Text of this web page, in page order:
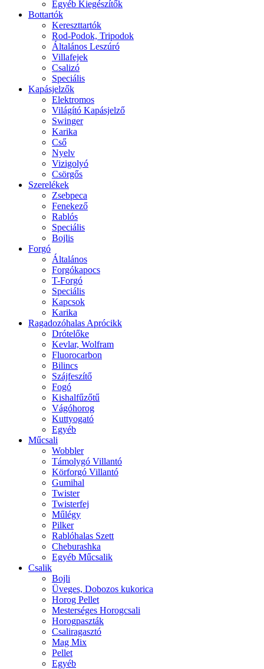
Egyéb Kiegészítők
Bottartók
Kereszttartók
Rod-Podok, Tripodok
Általános Leszúró
Villafejek
Csalizó
Speciális
Kapásjelzők
Elektromos
Világító Kapásjelző
Swinger
Karika
Cső
Nyelv
Vizigolyó
Csörgős
Szerelékek
Zsebpeca
Fenekező
Rablós
Speciális
Bojlis
Forgó
Általános
Forgókapocs
T-Forgó
Speciális
Kapcsok
Karika
Ragadozóhalas Aprócikk
Drótelőke
Kevlar, Wolfram
Fluorocarbon
Bilincs
Szájfeszítő
Fogó
Kishalfűzőtű
Vágóhorog
Kuttyogató
Egyéb
Műcsali
Wobbler
Támolygó Villantó
Körforgó Villantó
Gumihal
Twister
Twisterfej
Műlégy
Pilker
Rablóhalas Szett
Cheburashka
Egyéb Műcsalik
Csalik
Bojli
Üveges, Dobozos kukorica
Horog Pellet
Mesterséges Horogcsali
Horogpaszták
Csaliragasztó
Mag Mix
Pellet
Egyéb